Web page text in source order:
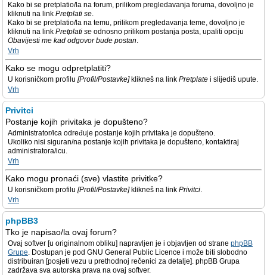
Kako bi se pretplatio/la na forum, prilikom pregledavanja foruma, dovoljno je
kliknuti na link Pretplati se.
Kako bi se pretplatio/la na temu, prilikom pregledavanja teme, dovoljno je
kliknuti na link Pretplati se odnosno prilikom postanja posta, upaliti opciju
Obavijesti me kad odgovor bude postan.
Vrh
Kako se mogu odpretplatiti?
U korisničkom profilu [Profil/Postavke]klikneš na link Pretplate i slijediš upute.
Vrh
Privitci
Postanje kojih privitaka je dopušteno?
Administrator/ica određuje postanje kojih privitaka je dopušteno.
Ukoliko nisi siguran/na postanje kojih privitaka je dopušteno, kontaktiraj
administratora/icu.
Vrh
Kako mogu pronaći (sve) vlastite privitke?
U korisničkom profilu [Profil/Postavke]klikneš na link Privitci.
Vrh
phpBB3
Tko je napisao/la ovaj forum?
Ovaj softver [u originalnom obliku] napravljen je i objavljen od strane phpBB
Grupe. Dostupan je pod GNU General Public Licence i može biti slobodno
distribuiran [posjeti vezu u prethodnoj rečenici za detalje]. phpBB Grupa
zadržava sva autorska prava na ovaj softver.